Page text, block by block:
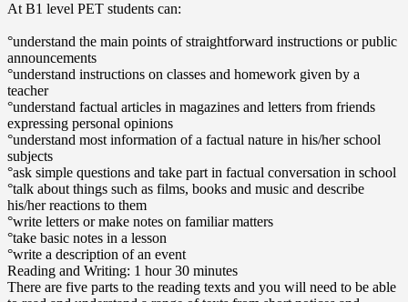
At B1 level PET students can:
°understand the main points of straightforward instructions or public
announcements
°understand instructions on classes and homework given by a
teacher
°understand factual articles in magazines and letters from friends
expressing personal opinions
°understand most information of a factual nature in his/her school
subjects
°ask simple questions and take part in factual conversation in school
°talk about things such as films, books and music and describe
his/her reactions to them
°write letters or make notes on familiar matters
°take basic notes in a lesson
°write a description of an event
Reading and Writing: 1 hour 30 minutes
There are five parts to the reading texts and you will need to be able